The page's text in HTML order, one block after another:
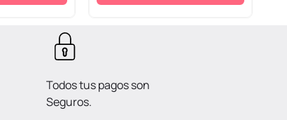
Todos tus pagos son
Seguros.